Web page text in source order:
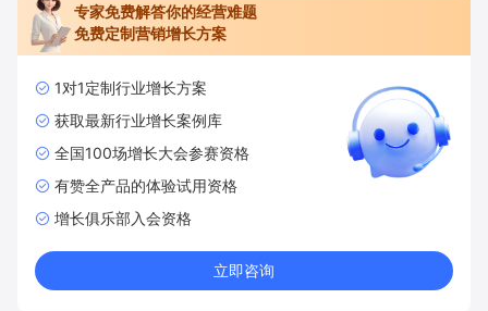
专家免费解答你的经营难题
免费定制营销增长方案
1对1定制行业增长方案
获取最新行业增长案例库
全国100场增长大会参赛资格
有赞全产品的体验试用资格
增长俱乐部入会资格
立即咨询